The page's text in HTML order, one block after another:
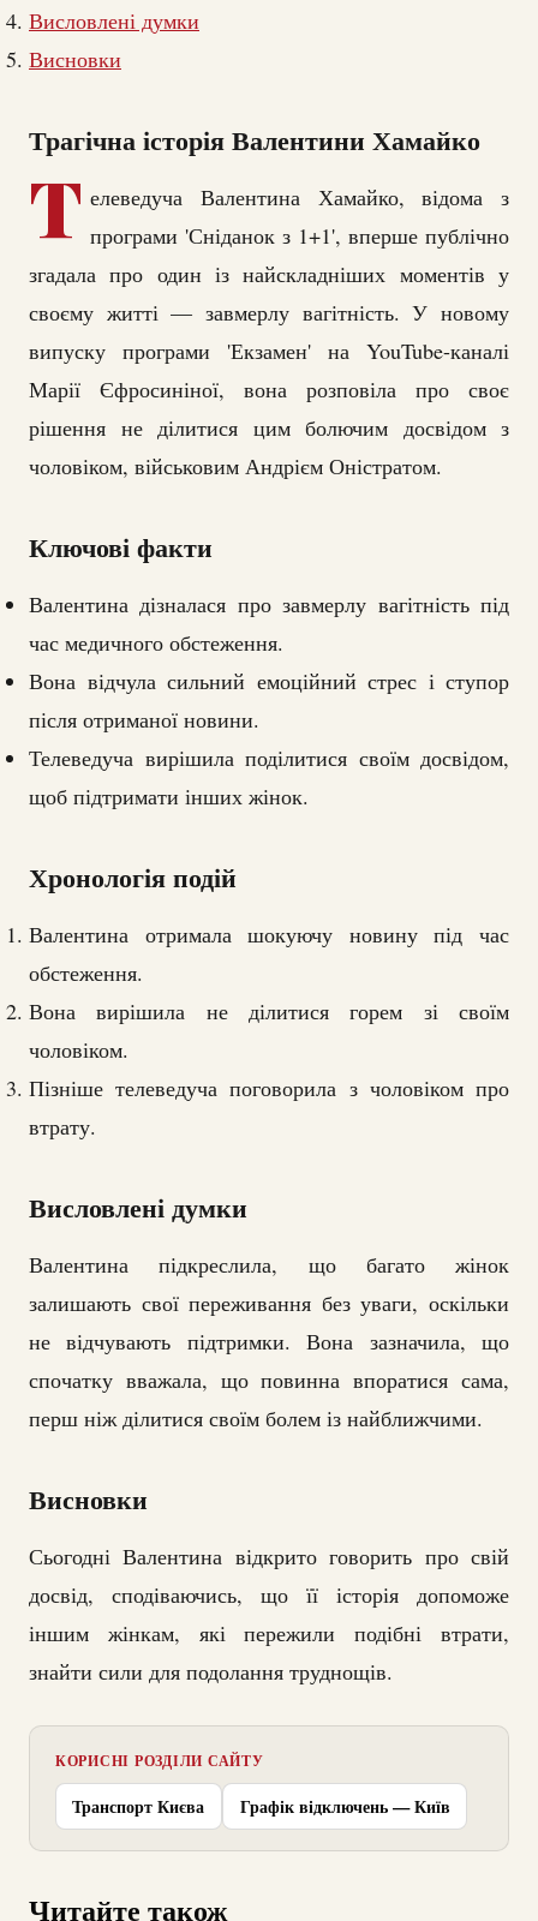
Висловлені думки
Висновки
Трагічна історія Валентини Хамайко
Т елеведуча Валентина Хамайко, відома з
програми 'Сніданок з 1+1', вперше публічно
згадала про один із найскладніших моментів у
своєму житті — завмерлу вагітність. У новому
випуску програми 'Екзамен' на YouTube-каналі
Марії Єфросиніної, вона розповіла про своє
рішення не ділитися цим болючим досвідом з
чоловіком, військовим Андрієм Оністратом.
Ключові факти
Валентина дізналася про завмерлу вагітність під
час медичного обстеження.
Вона відчула сильний емоційний стрес і ступор
після отриманої новини.
Телеведуча вирішила поділитися своїм досвідом,
щоб підтримати інших жінок.
Хронологія подій
Валентина отримала шокуючу новину під час
обстеження.
Вона вирішила не ділитися горем зі своїм
чоловіком.
Пізніше телеведуча поговорила з чоловіком про
втрату.
Висловлені думки
Валентина підкреслила, що багато жінок
залишають свої переживання без уваги, оскільки
не відчувають підтримки. Вона зазначила, що
спочатку вважала, що повинна впоратися сама,
перш ніж ділитися своїм болем із найближчими.
Висновки
Сьогодні Валентина відкрито говорить про свій
досвід, сподіваючись, що її історія допоможе
іншим жінкам, які пережили подібні втрати,
знайти сили для подолання труднощів.
КОРИСНІ РОЗДІЛИ САЙТУ
Транспорт Києва Графік відключень — Київ
Читайте також